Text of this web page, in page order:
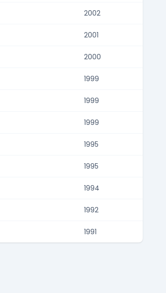
2002
2001
2000
1999
1999
1999
1995
1995
1994
1992
1991